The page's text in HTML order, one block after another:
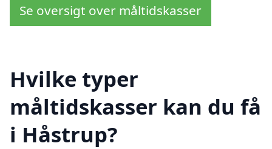
Se oversigt over måltidskasser
Hvilke typer
måltidskasser kan du få
i Håstrup?